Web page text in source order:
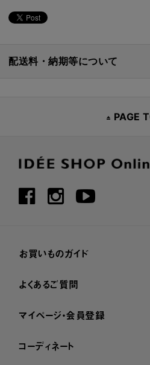
配送料・納期等について
PAGE
お買いものガイド
よくあるご質問
マイページ・会員登録
コーディネート